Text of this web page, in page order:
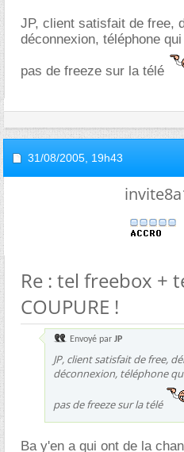
JP, client satisfait de free,
déconnexion, téléphone
pas de freeze sur la télé
31/08/2005, 19h43
Re : tel freebox +
COUPURE !
Envoyé par JP
JP, client satisfait de free,
déconnexion, téléphone
pas de freeze sur la télé
Ba y'en a qui ont de la